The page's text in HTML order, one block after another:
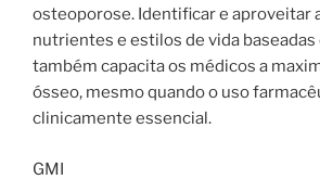
osteoporose. Identificar e aproveitar
nutrientes e estilos de vida
também capacita os médicos a
ósseo, mesmo quando o uso
clinicamente essencial.
GMI